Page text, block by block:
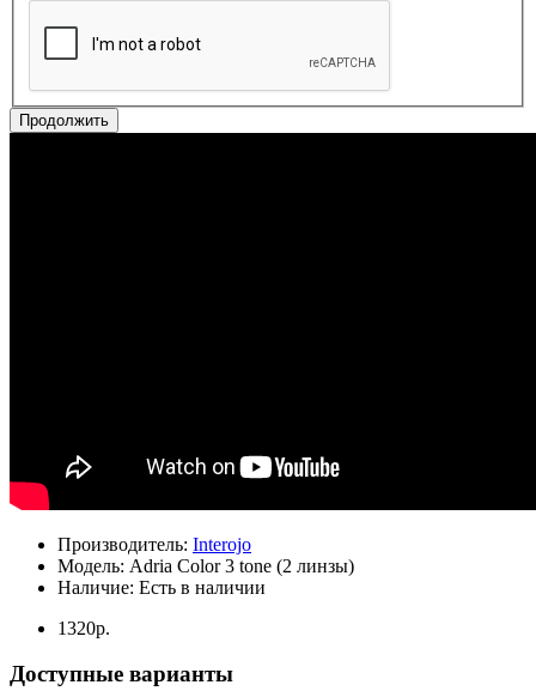
Продолжить
Производитель: Interojo
Модель: Adria Сolor 3 tone (2 линзы)
Наличие: Есть в наличии
1320р.
Доступные варианты